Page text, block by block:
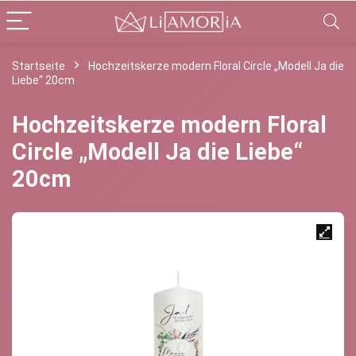
Startseite
Hochzeitskerze modern Floral Circle „Modell Ja die
Liebe“ 20cm
Hochzeitskerze modern Floral
Circle „Modell Ja die Liebe“
20cm